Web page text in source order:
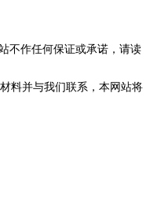
不作任何保证或承诺，请读
料并与我们联系，本网站将